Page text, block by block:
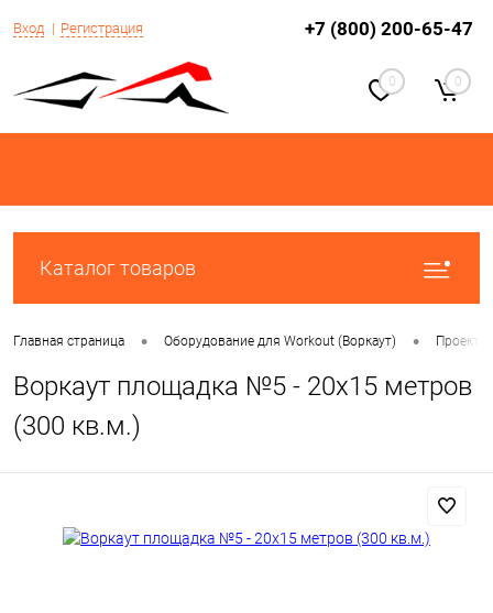
Вход Регистрация +7 (800) 200-65-47
0 0
Каталог товаров
Главная страница • Оборудование для Workout (Воркаут) •
Воркаут площадка №5 - 20х15 метров
(300 кв.м.)